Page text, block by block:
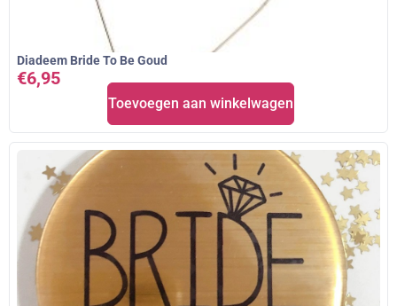
Diadeem Bride To Be Goud
€6,95
Toevoegen aan winkelwagen